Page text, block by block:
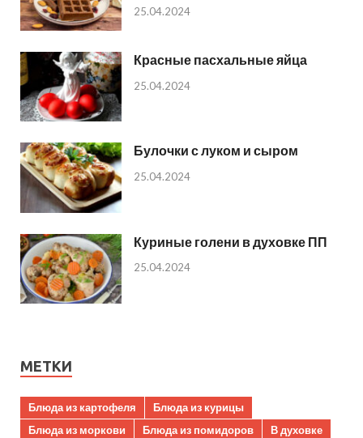
25.04.2024
Красные пасхальные яйца
25.04.2024
Булочки с луком и сыром
25.04.2024
Куриные голени в духовке ПП
25.04.2024
МЕТКИ
Блюда из картофеля
Блюда из курицы
Блюда из моркови
Блюда из помидоров
В духовке